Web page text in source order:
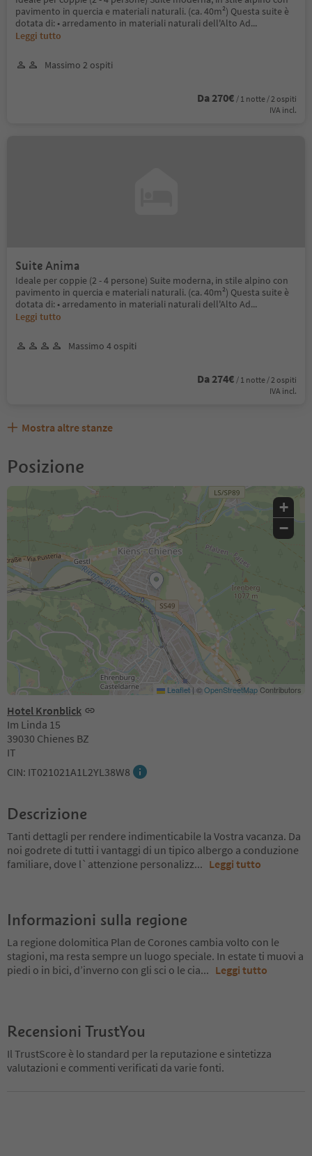
pavimento in quercia e materiali naturali. (ca. 40m²) Questa suite è
dotata di: • arredamento in materiali naturali dell'Alto Ad...
Leggi tutto
Massimo 2 ospiti
Da 270€ / 1 notte / 2 ospiti
IVA incl.
Suite Anima
Ideale per coppie (2 - 4 persone) Suite moderna, in stile alpino con
pavimento in quercia e materiali naturali. (ca. 40m²) Questa suite è
dotata di: • arredamento in materiali naturali dell'Alto Ad...
Leggi tutto
Massimo 4 ospiti
Da 274€ / 1 notte / 2 ospiti
IVA incl.
Mostra altre stanze
Posizione
Hotel Kronblick
Im Linda 15
39030 Chienes BZ
IT
CIN: IT021021A1L2YL38W8
+
−
Leaflet | ©OpenStreetMapContributors
Descrizione
Tanti dettagli per rendere indimenticabile la Vostra vacanza. Da
noi godrete di tutti i vantaggi di un tipico albergo a conduzione
familiare, dove l`attenzione personalizz... Leggi tutto
Informazioni sulla regione
La regione dolomitica Plan de Corones cambia volto con le
stagioni, ma resta sempre un luogo speciale. In estate ti muovi a
piedi o in bici, d’inverno con gli sci o le cia... Leggi tutto
Recensioni TrustYou
Il TrustScore è lo standard per la reputazione e sintetizza
valutazioni e commenti verificati da varie fonti.